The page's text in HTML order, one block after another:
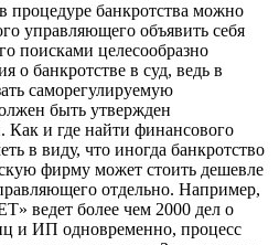
банкротства можно
управляющего объявить себя
поисками целесообразно
о банкротстве в суд, ведь в
саморегулируемую
быть утвержден
и где найти финансового
в виду, что иногда банкротство
фирму может стоить дешевле
отдельно. Например,
ведет более чем 2000 дел о
и ИП одновременно, процесс